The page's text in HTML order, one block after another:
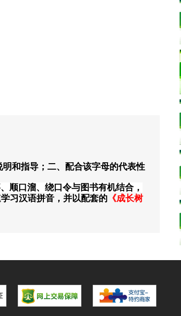
和指导；二、配合该字母的代表性
顺口溜、绕口令与图书有机结合，
习汉语拼音，并以配套的 《成长树